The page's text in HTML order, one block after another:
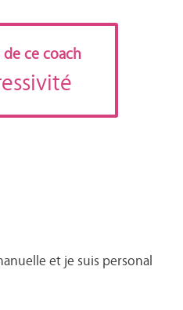
ce coach
et je suis personal